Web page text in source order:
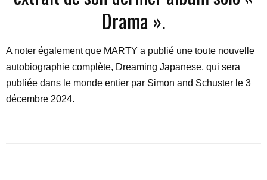
Drama ».
A noter également que MARTY a publié une toute nouvelle
autobiographie complète, Dreaming Japanese, qui sera
publiée dans le monde entier par Simon and Schuster le 3
décembre 2024.